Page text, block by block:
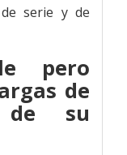
serie y de
pero
de
de su